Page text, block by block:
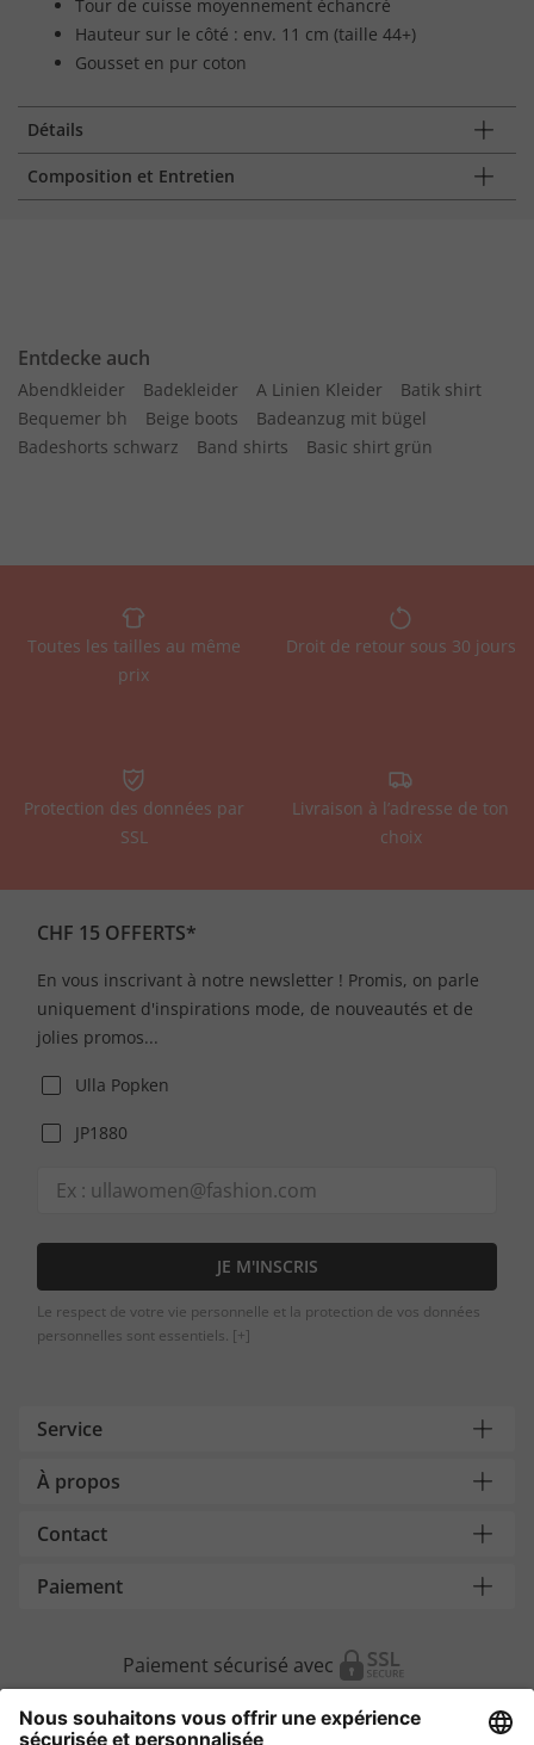
Tour de cuisse moyennement échancré
Hauteur sur le côté : env. 11 cm (taille 44+)
Gousset en pur coton
Détails
Composition et Entretien
Entdecke auch
Abendkleider Badekleider A Linien Kleider
Batik shirt
Bequemer bh
Beige boots
Badeanzug mit bügel
Badeshorts schwarz
Band shirts Basic shirt grün
Toutes les tailles au même
prix
Droit de retour sous 30 jours
Protection des données par
SSL
Livraison à l’adresse de ton
choix
CHF 15 OFFERTS*
En vous inscrivant à notre newsletter ! Promis, on parle
uniquement d'inspirations mode, de nouveautés et de
jolies promos...
Ulla Popken
JP1880
JE M'INSCRIS
Le respect de votre vie personnelle et la protection de vos données
personnelles sont essentiels. [+]
Service
À propos
Contact
Paiement
Paiement sécurisé avec